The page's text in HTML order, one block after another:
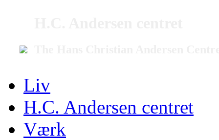
Liv
H.C. Andersen centret
Værk